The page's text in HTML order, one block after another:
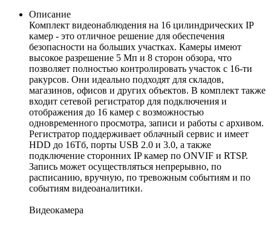
Описание
Комплект видеонаблюдения на 16 цилиндрических IP
камер - это отличное решение для обеспечения
безопасности на больших участках. Камеры имеют
высокое разрешение 5 Мп и 8 сторон обзора, что
позволяет полностью контролировать участок с 16-ти
ракурсов. Они идеально подходят для складов,
магазинов, офисов и других объектов. В комплект также
входит сетевой регистратор для подключения и
отображения до 16 камер с возможностью
одновременного просмотра, записи и работы с архивом.
Регистратор поддерживает облачный сервис и имеет
HDD до 16Тб, порты USB 2.0 и 3.0, а также
подключение сторонних IP камер по ONVIF и RTSP.
Запись может осуществляться непрерывно, по
расписанию, вручную, по тревожным событиям и по
событиям видеоаналитики.
Видеокамера